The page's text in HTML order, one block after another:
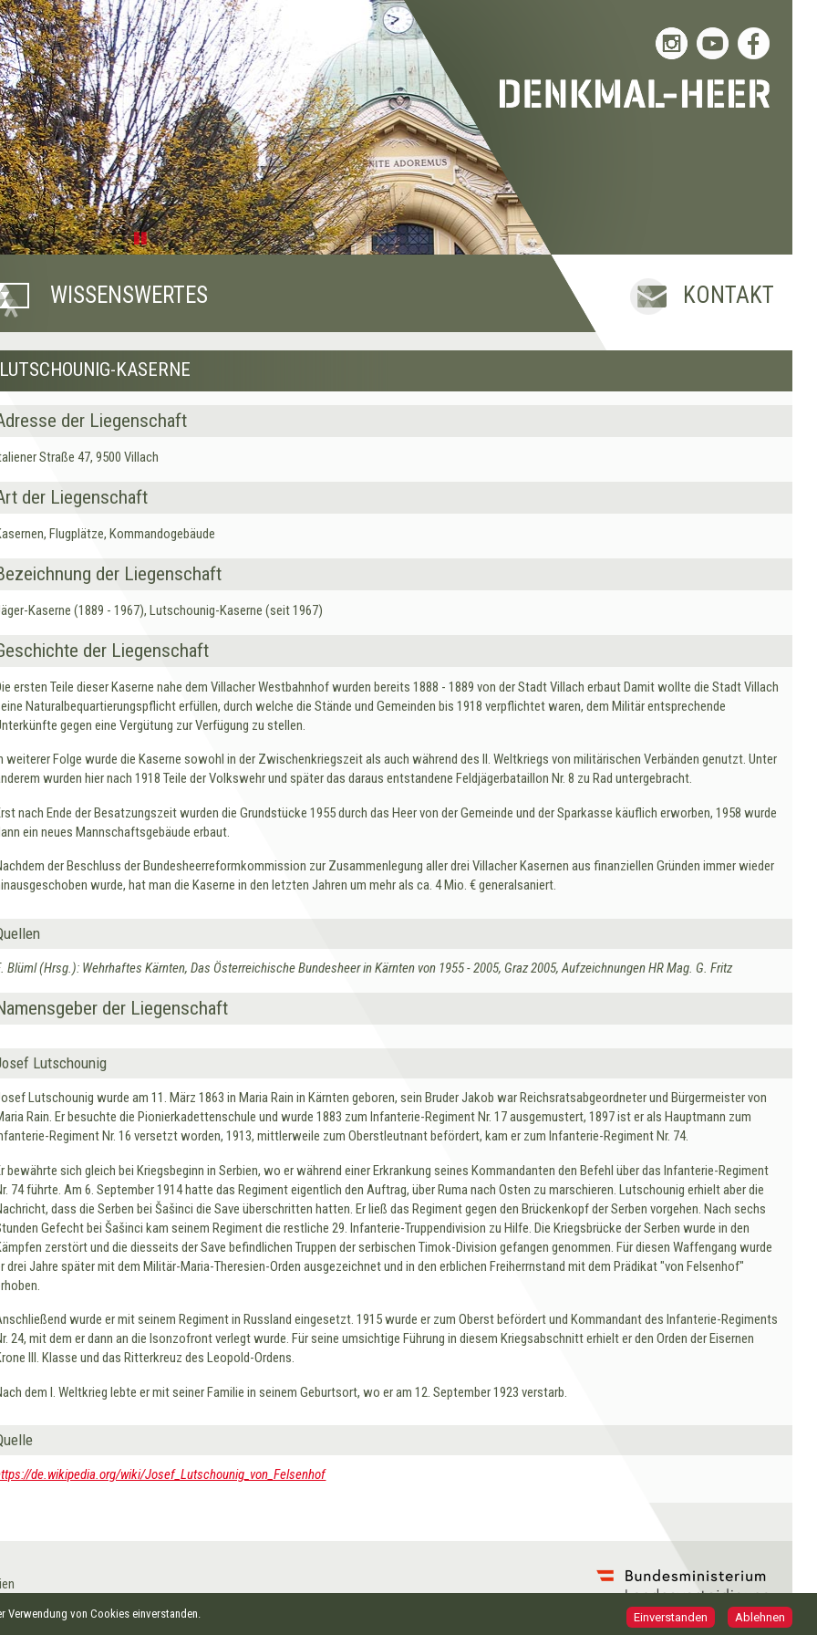
WISSENSWERTES KONTAKT
LUTSCHOUNIG-KASERNE
der Liegenschaft
Straße 47, 9500 Villach
der Liegenschaft
Flugplätze, Kommandogebäude
der Liegenschaft
Kaserne (1889 - 1967), Lutschounig-Kaserne (seit 1967)
der Liegenschaft
ersten Teile dieser Kaserne nahe dem Villacher Westbahnhof wurden bereits 1888 - 1889 von der Stadt Villach erbaut Damit wollte die Stadt Villach
Naturalbequartierungspflicht erfüllen, durch welche die Stände und Gemeinden bis 1918 verpflichtet waren, dem Militär entsprechende
gegen eine Vergütung zur Verfügung zu stellen.
weiterer Folge wurde die Kaserne sowohl in der Zwischenkriegszeit als auch während des II. Weltkriegs von militärischen Verbänden genutzt. Unter
wurden hier nach 1918 Teile der Volkswehr und später das daraus entstandene Feldjägerbataillon Nr. 8 zu Rad untergebracht.
nach Ende der Besatzungszeit wurden die Grundstücke 1955 durch das Heer von der Gemeinde und der Sparkasse käuflich erworben, 1958 wurde
ein neues Mannschaftsgebäude erbaut.
der Beschluss der Bundesheerreformkommission zur Zusammenlegung aller drei Villacher Kasernen aus finanziellen Gründen immer wieder
wurde, hat man die Kaserne in den letzten Jahren um mehr als ca. 4 Mio. € generalsaniert.
Blüml (Hrsg.): Wehrhaftes Kärnten, Das Österreichische Bundesheer in Kärnten von 1955 - 2005, Graz 2005, Aufzeichnungen HR Mag. G. Fritz
der Liegenschaft
Lutschounig
Lutschounig wurde am 11. März 1863 in Maria Rain in Kärnten geboren, sein Bruder Jakob war Reichsratsabgeordneter und Bürgermeister von
Rain. Er besuchte die Pionierkadettenschule und wurde 1883 zum Infanterie-Regiment Nr. 17 ausgemustert, 1897 ist er als Hauptmann zum
Regiment Nr. 16 versetzt worden, 1913, mittlerweile zum Oberstleutnant befördert, kam er zum Infanterie-Regiment Nr. 74.
bewährte sich gleich bei Kriegsbeginn in Serbien, wo er während einer Erkrankung seines Kommandanten den Befehl über das Infanterie-Regiment
74 führte. Am 6. September 1914 hatte das Regiment eigentlich den Auftrag, über Ruma nach Osten zu marschieren. Lutschounig erhielt aber die
dass die Serben bei Šašinci die Save überschritten hatten. Er ließ das Regiment gegen den Brückenkopf der Serben vorgehen. Nach sechs
Gefecht bei Šašinci kam seinem Regiment die restliche 29. Infanterie-Truppendivision zu Hilfe. Die Kriegsbrücke der Serben wurde in den
zerstört und die diesseits der Save befindlichen Truppen der serbischen Timok-Division gefangen genommen. Für diesen Waffengang wurde
drei Jahre später mit dem Militär-Maria-Theresien-Orden ausgezeichnet und in den erblichen Freiherrnstand mit dem Prädikat "von Felsenhof"
wurde er mit seinem Regiment in Russland eingesetzt. 1915 wurde er zum Oberst befördert und Kommandant des Infanterie-Regiments
24, mit dem er dann an die Isonzofront verlegt wurde. Für seine umsichtige Führung in diesem Kriegsabschnitt erhielt er den Orden der Eisernen
III. Klasse und das Ritterkreuz des Leopold-Ordens.
dem I. Weltkrieg lebte er mit seiner Familie in seinem Geburtsort, wo er am 12. September 1923 verstarb.
de.wikipedia.org/wiki/Josef_Lutschounig_von_Felsenhof
Verwendung von Cookies einverstanden. Einverstanden Ablehnen